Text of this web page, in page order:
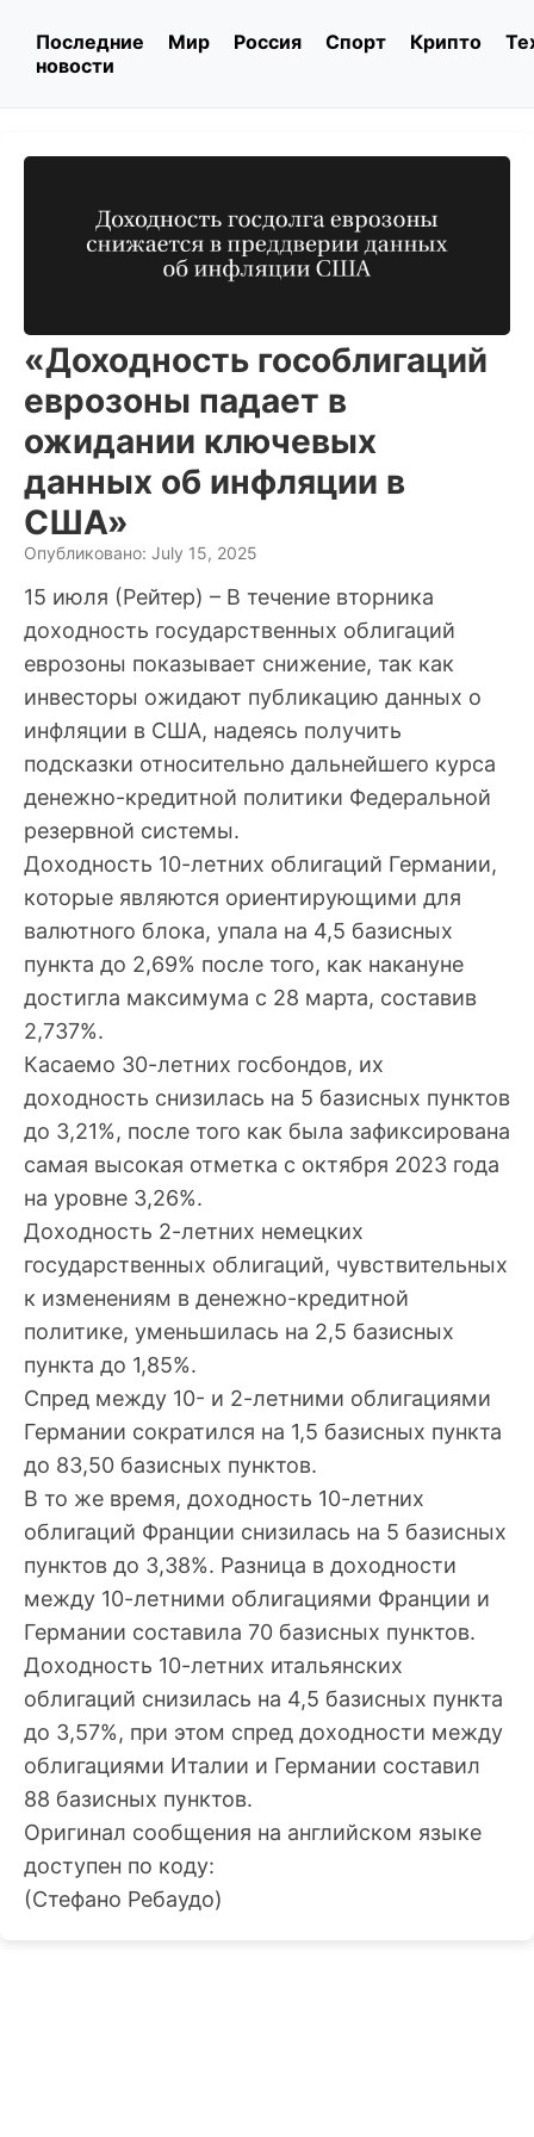
Последние
новости
Мир Россия Спорт Крипто
«Доходность гособлигаций
еврозоны падает в
ожидании ключевых
данных об инфляции в
США»
Опубликовано: July 15, 2025
15 июля (Рейтер) – В течение вторника
доходность государственных облигаций
еврозоны показывает снижение, так как
инвесторы ожидают публикацию данных о
инфляции в США, надеясь получить
подсказки относительно дальнейшего курса
денежно-кредитной политики Федеральной
резервной системы.
Доходность 10-летних облигаций Германии,
которые являются ориентирующими для
валютного блока, упала на 4,5 базисных
пункта до 2,69% после того, как накануне
достигла максимума с 28 марта, составив
2,737%.
Касаемо 30-летних госбондов, их
доходность снизилась на 5 базисных пунктов
до 3,21%, после того как была зафиксирована
самая высокая отметка с октября 2023 года
на уровне 3,26%.
Доходность 2-летних немецких
государственных облигаций, чувствительных
к изменениям в денежно-кредитной
политике, уменьшилась на 2,5 базисных
пункта до 1,85%.
Спред между 10- и 2-летними облигациями
Германии сократился на 1,5 базисных пункта
до 83,50 базисных пунктов.
В то же время, доходность 10-летних
облигаций Франции снизилась на 5 базисных
пунктов до 3,38%. Разница в доходности
между 10-летними облигациями Франции и
Германии составила 70 базисных пунктов.
Доходность 10-летних итальянских
облигаций снизилась на 4,5 базисных пункта
до 3,57%, при этом спред доходности между
облигациями Италии и Германии составил
88 базисных пунктов.
Оригинал сообщения на английском языке
доступен по коду:
(Стефано Ребаудо)